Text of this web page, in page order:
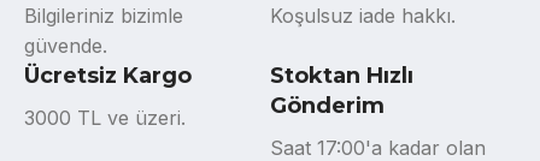
Bilgileriniz bizimle
güvende.
Koşulsuz iade hakkı.
Ücretsiz Kargo
3000 TL ve üzeri.
Stoktan Hızlı
Gönderim
Saat 17:00'a kadar olan